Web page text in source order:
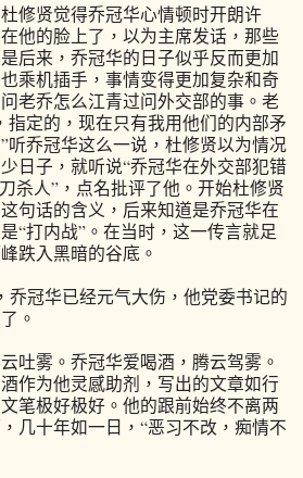
贤觉得乔冠华心情顿时开朗许
他的脸上了，以为主席发话，那些
后来，乔冠华的日子似乎反而更加
乘机插手，事情变得更加复杂和奇
老乔怎么江青过问外交部的事。老
指定的，现在只有我用他们的内部矛
听乔冠华这么一说，杜修贤以为情况
日子，就听说“乔冠华在外交部犯错
杀人”，点名批评了他。开始杜修贤
句话的含义，后来知道是乔冠华在
“打内战”。在当时，这一传言就足
跌入黑暗的谷底。
冠华已经元气大伤，他党委书记的
。
雾。乔冠华爱喝酒，腾云驾雾。
作为他灵感助剂，写出的文章如行
笔极好极好。他的跟前始终不离两
几十年如一日，“恶习不改，痴情不